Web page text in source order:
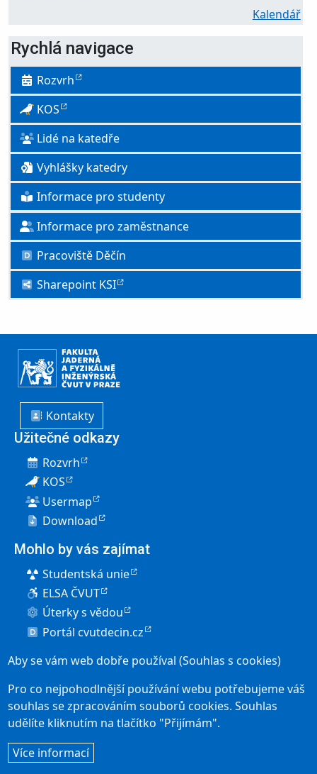
Kalendář
Rychlá navigace
Rozvrh
KOS
Lidé na katedře
Vyhlášky katedry
Informace pro studenty
Informace pro zaměstnance
Pracoviště Děčín
Sharepoint KSI
Kontakty
Užitečné odkazy
Rozvrh
KOS
Usermap
Download
Mohlo by vás zajímat
Studentská unie
ELSA ČVUT
Úterky s vědou
Portál cvutdecin.cz
Pro uchazeče
Elektronická přihláška
Přijímací řízení
Studium v Děčíně
User account menu
Přihlásit se
Aby se vám web dobře používal (Souhlas s cookies)
Pro co nejpohodlnější používání webu potřebujeme váš
souhlas se zpracováním souborů cookies. Souhlas
udělíte kliknutím na tlačítko "Přijímám".
Více informací